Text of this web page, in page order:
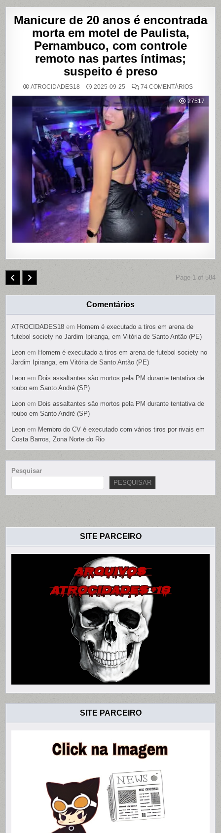
Manicure de 20 anos é encontrada
morta em motel de Paulista,
Pernambuco, com controle
remoto nas partes íntimas;
suspeito é preso
ATROCIDADES18 2025-09-25 74 COMENTÁRIOSEM
DE
20
ANOS
EM
MOTEL
COM
REMOTO
PARTES
É
27517
Page 1 of 584
Comentários
ATROCIDADES18 em Homem é executado a tiros em arena de
futebol society no Jardim Ipiranga, em Vitória de Santo Antão (PE)
Leon em Homem é executado a tiros em arena de futebol society no
Jardim Ipiranga, em Vitória de Santo Antão (PE)
Leon em Dois assaltantes são mortos pela PM durante tentativa de
roubo em Santo André (SP)
Leon em Dois assaltantes são mortos pela PM durante tentativa de
roubo em Santo André (SP)
Leon em Membro do CV é executado com vários tiros por rivais em
Costa Barros, Zona Norte do Rio
Pesquisar
PESQUISAR
SITE PARCEIRO
SITE PARCEIRO